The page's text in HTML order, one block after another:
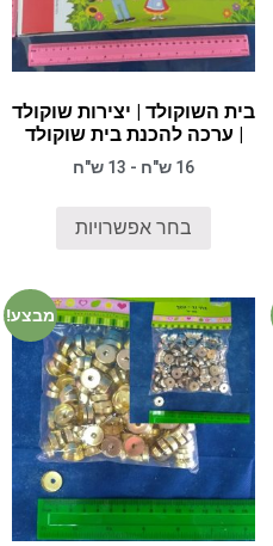
בית השוקולד | יצירות שוקולד
| ערכה להכנת בית שוקולד
16 ש"ח - 13 ש"ח
בחר אפשרויות
מבצע!